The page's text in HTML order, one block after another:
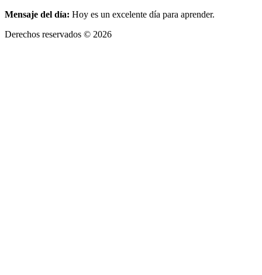
Mensaje del día: Hoy es un excelente día para aprender.
Derechos reservados © 2026